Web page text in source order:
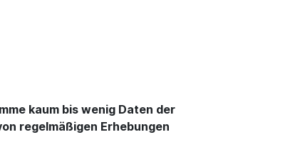
kaum bis wenig Daten der
regelmäßigen Erhebungen